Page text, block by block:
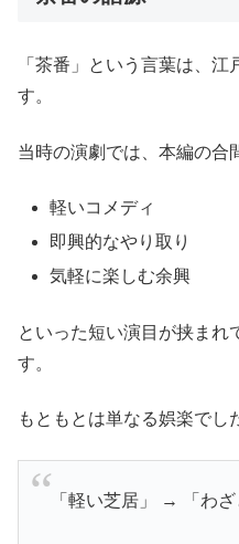
「茶番」という言葉は、
す。
当時の演劇では、本編の合
軽いコメディ
即興的なやり取り
気軽に楽しむ余興
といった短い演目が挟まれ
す。
もともとは単なる娯楽でし
「軽い芝居」 → 「わざ